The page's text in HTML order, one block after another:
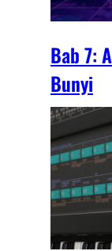
Bab 7:
Bunyi